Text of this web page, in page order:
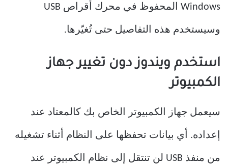
Windows المحفوظ في محرك أقراص USB
وسيستخدم هذه التفاصيل حتى تُغيّرها.
استخدم ويندوز دون تغيير جهاز
الكمبيوتر
سيعمل جهاز الكمبيوتر الخاص بك كالمعتاد عند
إعداده. أي بيانات تحفظها على النظام أثناء تشغيله
من منفذ USB لن تنتقل إلى نظام الكمبيوتر عند